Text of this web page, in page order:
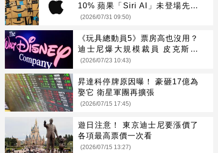
10% 蘋果「Siri AI」未登場先摔
8%
(2026/07/31 09:50)
《玩具總動員5》票房高也沒用？
迪士尼爆大規模裁員 皮克斯成
「重災區」
(2026/07/23 10:43)
昇達科停牌原因曝！ 豪砸17億為
娶它 衛星軍團再擴張
(2026/07/15 17:45)
遊日注意！ 東京迪士尼要漲價了
各項最高票價一次看
(2026/07/15 13:27)